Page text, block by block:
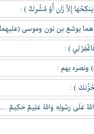
يَنكِحُهَا إِلاَّ زَان أَوْ مُشْرِكٌ ) :
يوشع بن نون وموسى
لِي ) :
ونصره بهم :
) :
عَلَى رَسُولِهِ وَاللهُ عَلِيمٌ حَكِيمٌ